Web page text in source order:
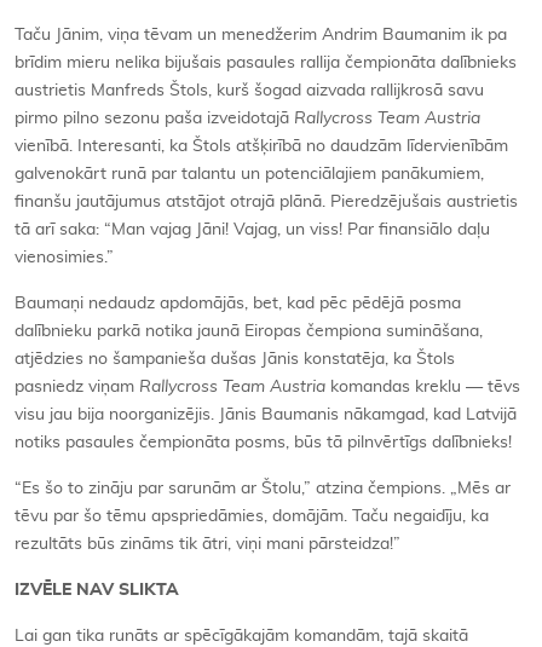
Taču Jānim, viņa tēvam un menedžerim Andrim Baumanim ik pa
brīdim mieru nelika bijušais pasaules rallija čempionāta dalībnieks
austrietis Manfreds Štols, kurš šogad aizvada rallijkrosā savu
pirmo pilno sezonu paša izveidotajā Rallycross Team Austria
vienībā. Interesanti, ka Štols atšķirībā no daudzām līdervienībām
galvenokārt runā par talantu un potenciālajiem panākumiem,
finanšu jautājumus atstājot otrajā plānā. Pieredzējušais austrietis
tā arī saka: “Man vajag Jāni! Vajag, un viss! Par finansiālo daļu
vienosimies.”
Baumaņi nedaudz apdomājās, bet, kad pēc pēdējā posma
dalībnieku parkā notika jaunā Eiropas čempiona sumināšana,
atjēdzies no šampanieša dušas Jānis konstatēja, ka Štols
pasniedz viņam Rallycross Team Austria komandas kreklu — tēvs
visu jau bija noorganizējis. Jānis Baumanis nākamgad, kad Latvijā
notiks pasaules čempionāta posms, būs tā pilnvērtīgs dalībnieks!
“Es šo to zināju par sarunām ar Štolu,” atzina čempions. „Mēs ar
tēvu par šo tēmu apspriedāmies, domājām. Taču negaidīju, ka
rezultāts būs zināms tik ātri, viņi mani pārsteidza!”
IZVĒLE NAV SLIKTA
Lai gan tika runāts ar spēcīgākajām komandām, tajā skaitā